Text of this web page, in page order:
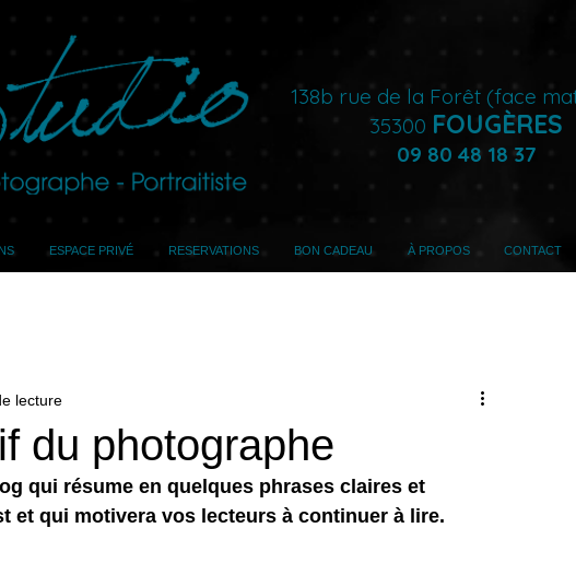
138b rue de la Forêt (face
35300 FOUGÈRES
09 80 48 18 37
ESPACE PRIVÉ RESERVATIONS BON CADEAU À PROPOS CONTACT
du photographe
lecture
qui résume en quelques phrases claires et
et qui motivera vos lecteurs à continuer à lire.